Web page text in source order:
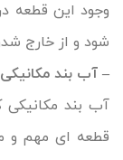
وجود این قطعه
شود و از خارج
– آب بند
آب بند
قطعه ای مهم